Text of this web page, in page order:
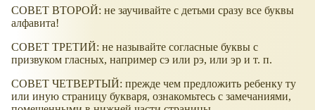
СОВЕТ ВТОРОЙ: не заучивайте с детьми сразу все буквы
алфавита!
СОВЕТ ТРЕТИЙ: не называйте согласные буквы с
призвуком гласных, например сэ или рэ, или эр и т. п.
СОВЕТ ЧЕТВЕРТЫЙ: прежде чем предложить ребенку ту
или иную страницу букваря, ознакомьтесь с замечаниями,